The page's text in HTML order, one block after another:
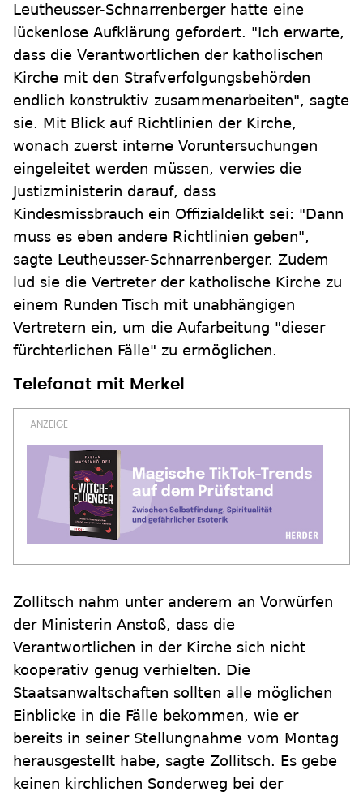
Leutheusser-Schnarrenberger hatte eine
lückenlose Aufklärung gefordert. "Ich erwarte,
dass die Verantwortlichen der katholischen
Kirche mit den Strafverfolgungsbehörden
endlich konstruktiv zusammenarbeiten", sagte
sie. Mit Blick auf Richtlinien der Kirche,
wonach zuerst interne Voruntersuchungen
eingeleitet werden müssen, verwies die
Justizministerin darauf, dass
Kindesmissbrauch ein Offizialdelikt sei: "Dann
muss es eben andere Richtlinien geben",
sagte Leutheusser-Schnarrenberger. Zudem
lud sie die Vertreter der katholische Kirche zu
einem Runden Tisch mit unabhängigen
Vertretern ein, um die Aufarbeitung "dieser
fürchterlichen Fälle" zu ermöglichen.
Telefonat mit Merkel
Zollitsch nahm unter anderem an Vorwürfen
der Ministerin Anstoß, dass die
Verantwortlichen in der Kirche sich nicht
kooperativ genug verhielten. Die
Staatsanwaltschaften sollten alle möglichen
Einblicke in die Fälle bekommen, wie er
bereits in seiner Stellungnahme vom Montag
herausgestellt habe, sagte Zollitsch. Es gebe
keinen kirchlichen Sonderweg bei der